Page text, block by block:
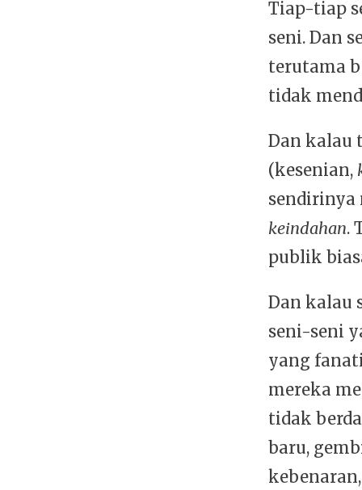
Tiap-tiap
seni. Dan
terutama
tidak
Dan kalau
(kesenian,
sendirinya
keindahan.
publik
Dan kalau
seni-seni
yang
mereka
tidak
baru,